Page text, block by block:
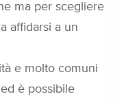
ma per scegliere
affidarsi a un
e molto comuni
è possibile